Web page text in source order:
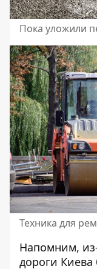
Пока уложили
Техника для
Напомним,
дороги